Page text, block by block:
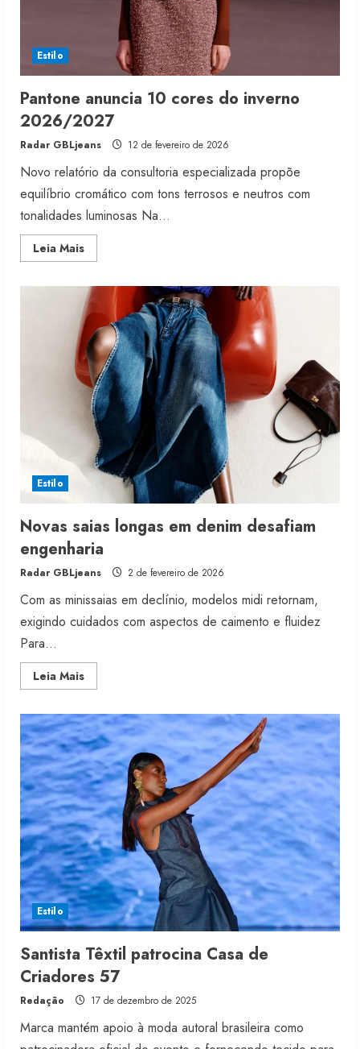
Estilo
Pantone anuncia 10 cores do inverno
2026/2027
Radar GBLjeans 12 de fevereiro de 2026
Novo relatório da consultoria especializada propõe
equilíbrio cromático com tons terrosos e neutros com
tonalidades luminosas Na...
Leia MaisRead
more
anuncia
10
cores
do
inverno
2026/2027
Estilo
Novas saias longas em denim desafiam
engenharia
Radar GBLjeans 2 de fevereiro de 2026
Com as minissaias em declínio, modelos midi retornam,
exigindo cuidados com aspectos de caimento e fluidez
Para...
Leia MaisRead
more
saias
longas
em
denim
desafiam
engenharia
Estilo
Santista Têxtil patrocina Casa de
Criadores 57
Redação 17 de dezembro de 2025
Marca mantém apoio à moda autoral brasileira como
2
Renata Caixeta assume Movimento
Sou de Algodão
5 de agosto de 2026
Fakini prevê R$345 milhões de